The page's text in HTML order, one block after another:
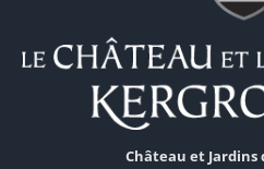
Château et Jardins